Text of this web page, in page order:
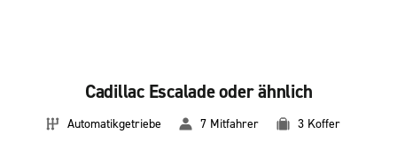
Cadillac Escalade oder ähnlich
Automatikgetriebe 7 Mitfahrer 3 Koffer